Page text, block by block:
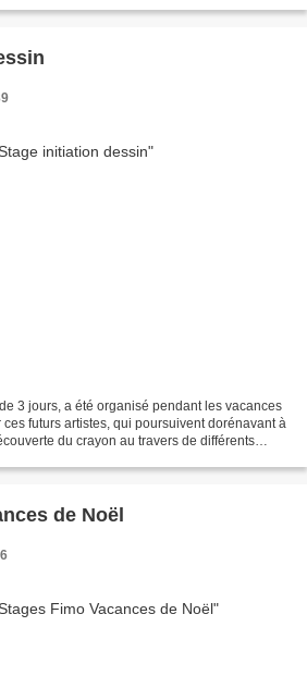
3 jours, a été organisé pendant les vacances
futurs artistes, qui poursuivent dorénavant à
du crayon au travers de différents
de Noël